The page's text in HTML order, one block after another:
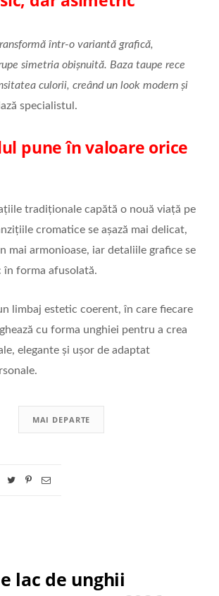
într-o variantă grafică,
simetria obișnuită. Baza taupe rece
culorii, creând un look modern și
specialistul.
pune în valoare orice
tradiționale capătă o nouă viață pe
cromatice se așază mai delicat,
mai armonioase, iar detaliile grafice se
în forma afusolată.
limbaj estetic coerent, în care fiecare
cu forma unghiei pentru a crea
elegante și ușor de adaptat
MAI DEPARTE
lac de unghii